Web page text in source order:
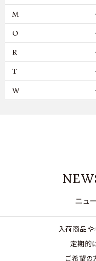
M
O
R
T
W
ニュ
入荷商品や
定期的
ご希望の